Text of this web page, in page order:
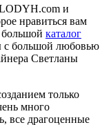
и
нравиться вам
большой каталог
с большой любовью
Светланы
только
много
все драгоценные